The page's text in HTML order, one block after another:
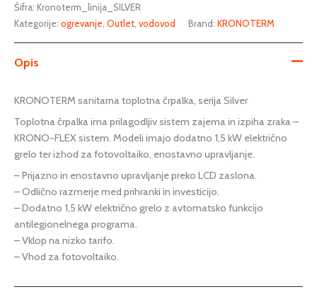
Šifra: Kronoterm_linija_SILVER
Kategorije: ogrevanje Outlet vodovod Brand: KRONOTERM
Opis
KRONOTERM sanitarna toplotna črpalka, serija Silver
Toplotna črpalka ima prilagodljiv sistem zajema in izpiha zraka –
KRONO-FLEX sistem. Modeli imajo dodatno 1,5 kW električno
grelo ter izhod za fotovoltaiko, enostavno upravljanje.
– Prijazno in enostavno upravljanje preko LCD zaslona.
– Odlično razmerje med prihranki in investicijo.
– Dodatno 1,5 kW električno grelo z avtomatsko funkcijo
antilegionelnega programa.
– Vklop na nizko tarifo.
– Vhod za fotovoltaiko.